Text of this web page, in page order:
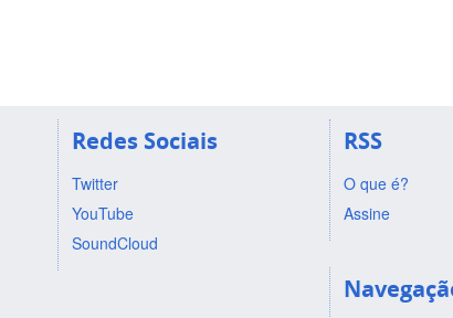
Redes Sociais
Twitter
YouTube
SoundCloud
RSS
O que é?
Assine